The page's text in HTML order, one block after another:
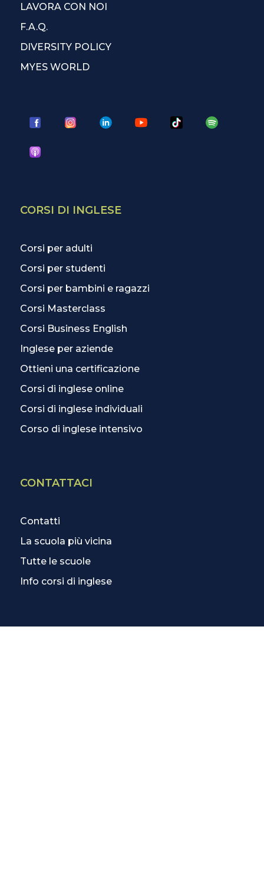
LAVORA CON NOI
F.A.Q.
DIVERSITY POLICY
MYES WORLD
CORSI DI INGLESE
Corsi per adulti
Corsi per studenti
Corsi per bambini e ragazzi
Corsi Masterclass
Corsi Business English
Inglese per aziende
Ottieni una certificazione
Corsi di inglese online
Corsi di inglese individuali
Corso di inglese intensivo
CONTATTACI
Contatti
La scuola più vicina
Tutte le scuole
Info corsi di inglese